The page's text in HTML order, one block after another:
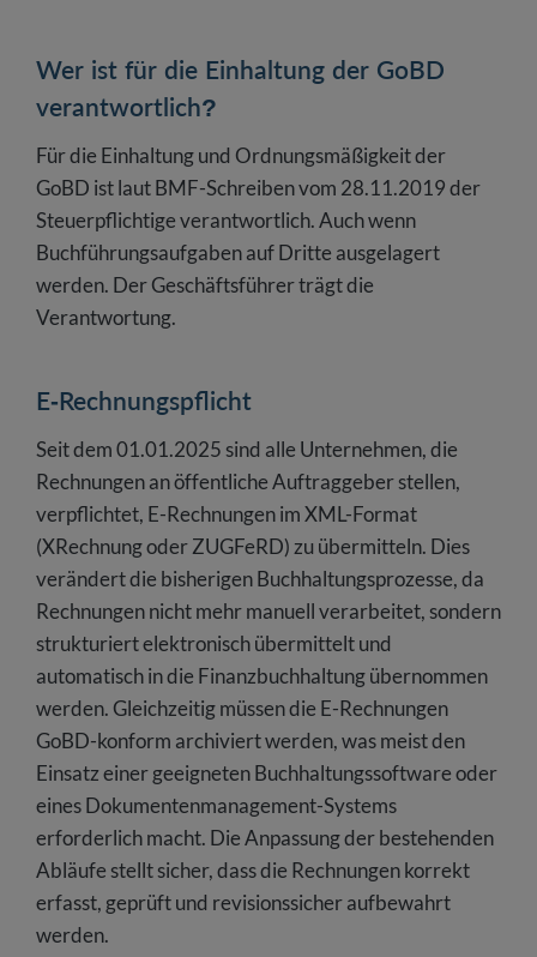
Wer ist für die Einhaltung der GoBD
verantwortlich?
Für die Einhaltung und Ordnungsmäßigkeit der
GoBD ist laut BMF-Schreiben vom 28.11.2019 der
Steuerpflichtige verantwortlich. Auch wenn
Buchführungsaufgaben auf Dritte ausgelagert
werden. Der Geschäftsführer trägt die
Verantwortung.
E-Rechnungspflicht
Seit dem 01.01.2025 sind alle Unternehmen, die
Rechnungen an öffentliche Auftraggeber stellen,
verpflichtet, E-Rechnungen im XML-Format
(XRechnung oder ZUGFeRD) zu übermitteln. Dies
verändert die bisherigen Buchhaltungsprozesse, da
Rechnungen nicht mehr manuell verarbeitet, sondern
strukturiert elektronisch übermittelt und
automatisch in die Finanzbuchhaltung übernommen
werden. Gleichzeitig müssen die E-Rechnungen
GoBD-konform archiviert werden, was meist den
Einsatz einer geeigneten Buchhaltungssoftware oder
eines Dokumentenmanagement-Systems
erforderlich macht. Die Anpassung der bestehenden
Abläufe stellt sicher, dass die Rechnungen korrekt
erfasst, geprüft und revisionssicher aufbewahrt
werden.